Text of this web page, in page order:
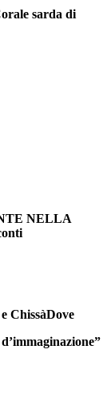
sarda di
NELLA
ChissàDove